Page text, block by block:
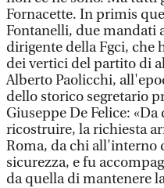
Fornacette. In primis
Fontanelli, due mandati
dirigente della Fgci, che
dei vertici del partito di
Alberto Paolicchi,
dello storico segretario
Giuseppe De Felice:
ricostruire, la richiesta
Roma, da chi all'interno
sicurezza, e fu
da quella di mantenere